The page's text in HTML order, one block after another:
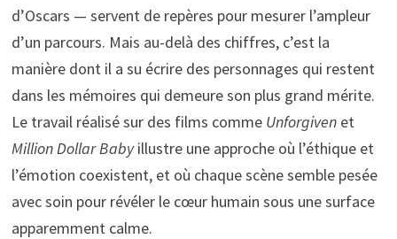
d’Oscars — servent de repères pour mesurer l’ampleur
d’un parcours. Mais au-delà des chiffres, c’est la
manière dont il a su écrire des personnages qui restent
dans les mémoires qui demeure son plus grand mérite.
Le travail réalisé sur des films comme Unforgivenet
Million Dollar Babyillustre une approche où l’éthique et
l’émotion coexistent, et où chaque scène semble pesée
avec soin pour révéler le cœur humain sous une surface
apparemment calme.